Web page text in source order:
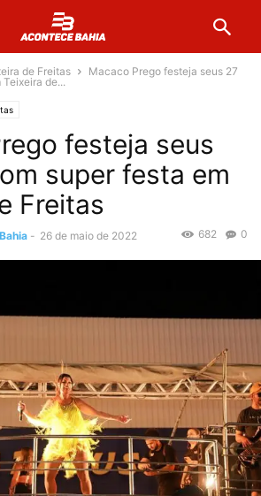
de Freitas
Macaco Prego festeja seus 27
de...
festeja seus
super festa em
Freitas
- 26 de maio de 2022 0
682